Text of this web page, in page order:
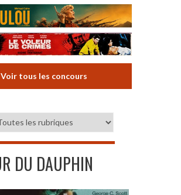
Voir tous les concours
DU DAUPHIN